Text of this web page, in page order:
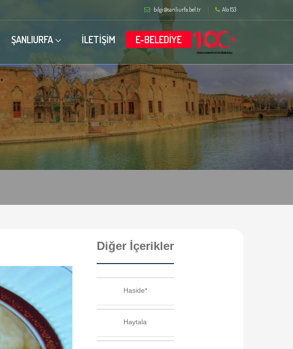
bilgi@sanliurfa.bel.tr Alo 153
ŞANLIURFA İLETİŞİM E-BELEDİYE
Diğer İçerikler
Haside*
Haytala